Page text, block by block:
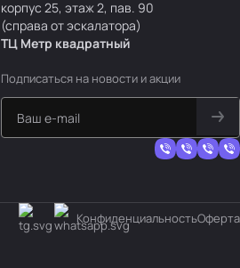
корпус 25, этаж 2, пав. 90
(справа от эскалатора)
ТЦ Метр квадратный
Подписаться на новости и акции
КонфиденциальностьОферта